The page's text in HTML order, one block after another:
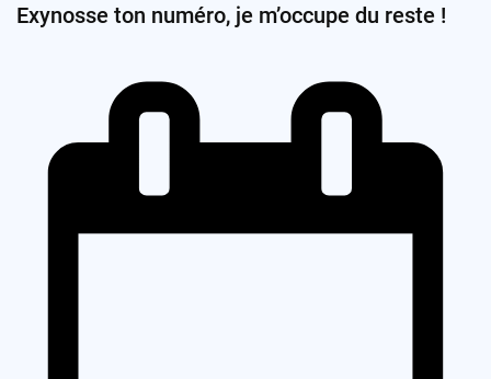
Exynosse ton numéro, je m’occupe du reste !